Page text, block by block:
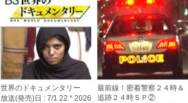
世界のドキュメンタリー
放送(発売)日 : 7/1 22 * 2026
最前線！密着警察２４時＆
追跡２４時ＳＰ②